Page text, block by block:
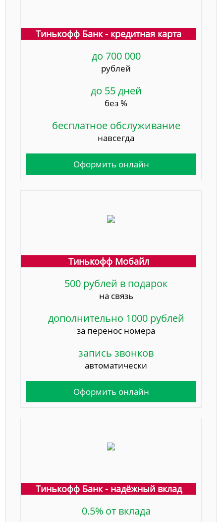
Тинькофф Банк - кредитная карта
до 700 000
рублей
до 55 дней
без %
бесплатное обслуживание
навсегда
Оформить онлайн
Тинькофф Мобайл
500 рублей в подарок
на связь
дополнительно 1000 рублей
за перенос номера
запись звонков
автоматически
Оформить онлайн
Тинькофф Банк - надёжный вклад
0.5% от вклада